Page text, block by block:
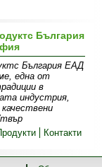
България
България ЕАД
една от
в
индустрия,
Контакти